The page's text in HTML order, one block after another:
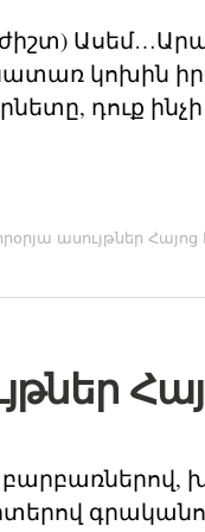
կոխին
դուք ինչի
ասույթներ Հայոց